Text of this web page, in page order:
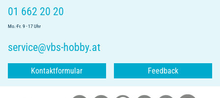
01 662 20 20
Mo.-Fr. 9 - 17 Uhr
service@vbs-hobby.at
Kontaktformular Feedback